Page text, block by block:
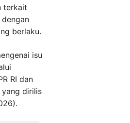
terkait
berlaku.
isu
RI dan
yang dirilis